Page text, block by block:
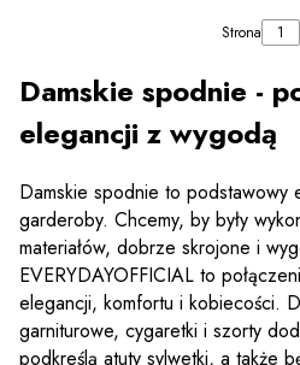
ZOBACZ PRODUKT
Strona
Damskie spodnie -
elegancji z wygodą
Damskie spodnie to podstawowy
garderoby. Chcemy, by były
materiałów, dobrze skrojone i
EVERYDAYOFFICIAL to
elegancji, komfortu i kobiecości.
garniturowe, cygaretki i szorty
podkreślą atuty sylwetki, a także